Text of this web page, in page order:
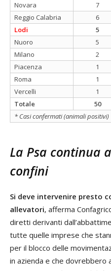
Novara
7
Reggio Calabria
6
Lodi
5
Nuoro
5
Milano
2
Piacenza
1
Roma
1
Vercelli
1
Totale
50
* Casi confermati (animali positivi)
La Psa continua
confini
Si deve intervenire presto
allevatori, afferma
diretti derivanti
tutte quelle imprese che
per il blocco delle
in azienda e che